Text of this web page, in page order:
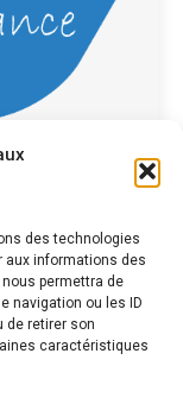
des technologies
informations des
permettra de
navigation ou les ID
de retirer son
caractéristiques
2021
Dès la
à